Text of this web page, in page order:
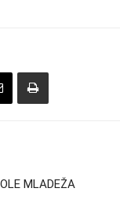
MLADEŽA